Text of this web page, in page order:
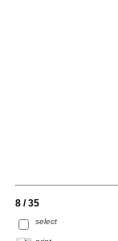
8 / 35
select